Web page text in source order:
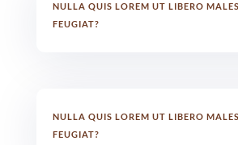
NULLA QUIS LOREM UT LIBERO
FEUGIAT?
NULLA QUIS LOREM UT LIBERO
FEUGIAT?